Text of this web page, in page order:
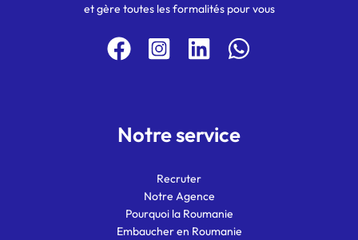
et gère toutes les formalités pour vous
Notre service
Recruter
Notre Agence
Pourquoi la Roumanie
Embaucher en Roumanie